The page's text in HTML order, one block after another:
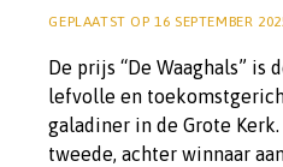
GEPLAATST OP16 SEPTEMBER
De prijs “De Waaghals”
lefvolle en
galadiner in de Grote
tweede, achter winnaar